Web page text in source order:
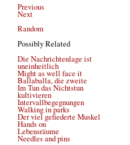
Previous
Next
Random
Possibly Related
Die Nachrichtenlage ist
uneinheitlich
Might as well face it
Ballaballa, die zweite
Im Tun das Nichtstun
kultivieren
Intervallbegegnungen
Walking in parks
Der viel gefiederte Muskel
Hands on
Lebensräume
Needles and pins